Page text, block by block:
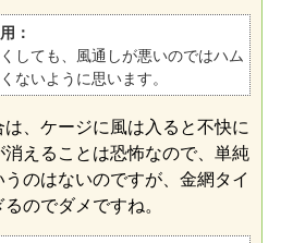
：
しても、風通しが悪いのではハム
ないように思います。
、ケージに風は入ると不快に
えることは恐怖なので、単純
のはないのですが、金網タイ
のでダメですね。